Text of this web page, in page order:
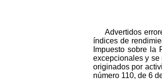
Advertidos
índices de
Impuesto sobre la
excepcionales y
originados por
número 110, de 6